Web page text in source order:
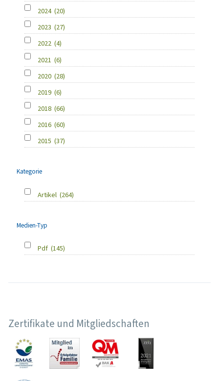
2024 (20)
2023 (27)
2022 (4)
2021 (6)
2020 (28)
2019 (6)
2018 (66)
2016 (60)
2015 (37)
Kategorie
Artikel (264)
Medien-Typ
Pdf (145)
Zertifikate und Mitgliedschaften